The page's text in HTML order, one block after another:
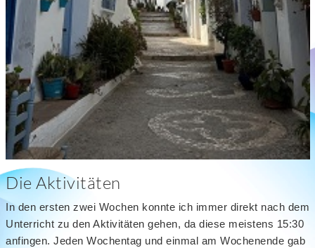
Die Aktivitäten
In den ersten zwei Wochen konnte ich immer direkt nach dem
Unterricht zu den Aktivitäten gehen, da diese meistens 15:30
anfingen. Jeden Wochentag und einmal am Wochenende gab